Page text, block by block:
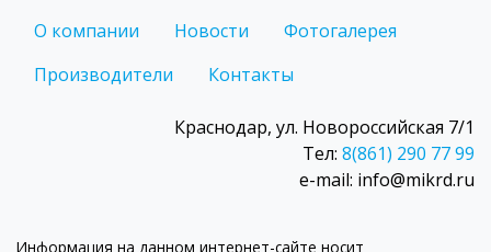
О компании Новости
Фотогалерея
Производители
Контакты
Краснодар, ул. Новороссийская 7/1
Тел: 8(861) 290 77 99
e-mail: info@mikrd.ru
Информация на данном интернет-сайте носит